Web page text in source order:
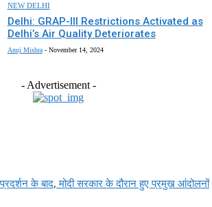
NEW DELHI
Delhi: GRAP-III Restrictions Activated as
Delhi’s Air Quality Deteriorates
Anuj Mishra - November 14, 2024
- Advertisement -
प्रदर्शन के बाद, मोदी सरकार के दौरान हुए प्रमुख आंदोलनों